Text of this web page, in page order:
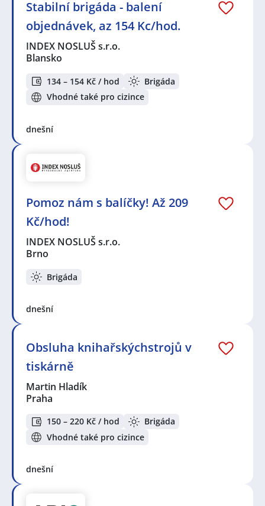
Stabilní brigáda - balení
objednávek, az 154 Kc/hod.
INDEX NOSLUŠ s.r.o.
Blansko
134 – 154 Kč / hod
Brigáda
Vhodné také pro cizince
dnešní
Pomoz nám s balíčky! Až 209
Kč/hod!
INDEX NOSLUŠ s.r.o.
Brno
Brigáda
dnešní
Obsluha knihařskýchstrojů v
tiskárně
Martin Hladík
Praha
150 – 220 Kč / hod
Brigáda
Vhodné také pro cizince
dnešní